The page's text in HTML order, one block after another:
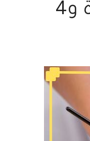
أهم فوائد الاسبريسو للوجه والبشرة و4